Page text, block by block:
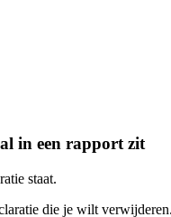
in een rapport zit
staat.
die je wilt